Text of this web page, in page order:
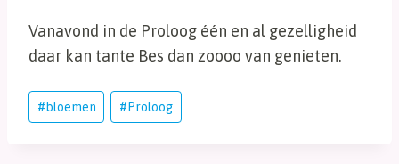
Vanavond in de Proloog één en al gezelligheid
daar kan tante Bes dan zoooo van genieten.
Bericht
tags:
#bloemen #Proloog